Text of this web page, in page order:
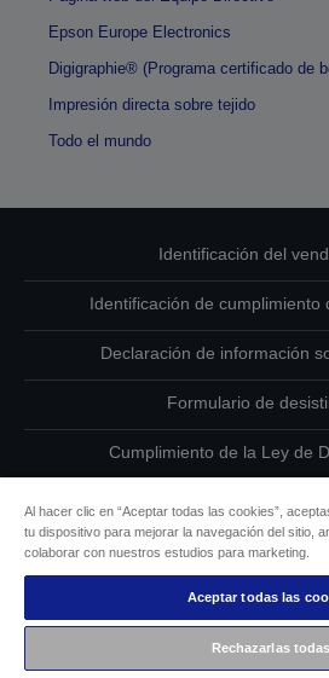
Epson Europe Electronics
Digigraphie® (Programa certificado de
Impresión directa sobre tejido
Todo el mundo
Identificación del
Identificación de cumplimiento
Declaración de información
Formulario de
Cumplimiento de la Ley de
Información sobre
Compromiso de
Copyright © 2026
Al hacer clic en “Aceptar todas las cookies”,
tu dispositivo para mejorar la navegación del sitio,
colaborar con nuestros estudios para marketing.
Aceptar todas las
Rechazarlas todas